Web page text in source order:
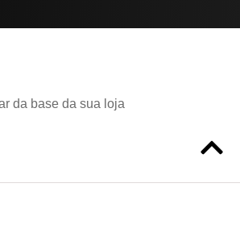
da base da sua loja